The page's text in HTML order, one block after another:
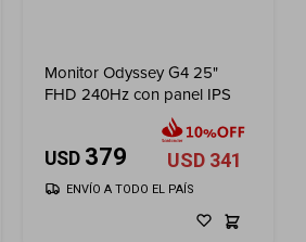
Monitor Odyssey G4 25"
FHD 240Hz con panel IPS
USD 379 USD 341
ENVÍO A TODO EL PAÍS